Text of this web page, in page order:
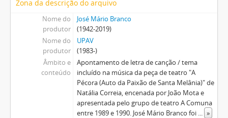
Zona da descrição do arquivo
Nome do
produtor
José Mário Branco
(1942-2019)
Nome do
produtor
UPAV
(1983-)
Âmbito e
conteúdo
Apontamento de letra de canção / tema
incluído na música da peça de teatro "A
Pécora (Auto da Paixão de Santa Melânia)" de
Natália Correia, encenada por João Mota e
apresentada pelo grupo de teatro A Comuna
entre 1989 e 1990. José Mário Branco foi ... »